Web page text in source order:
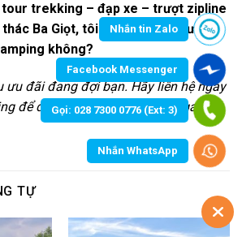
tour trekking – đạp xe – trượt zipline
thác Ba Giọt, tôi có nhận được ưu đãi
không?
ưu đãi đang đợi bạn. Hãy liên hệ ngay
để đặt tour và nhận ưu đãi ngay
TỰ
Nhắn tin Zalo
Facebook Messenger
Gọi: 028 7300 0776 (Ext: 3)
Nhắn WhatsApp